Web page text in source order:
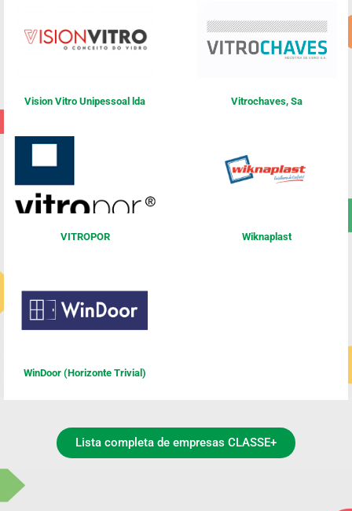
Vision Vitro Unipessoal lda Vitrochaves, Sa
VITROPOR Wiknaplast
WinDoor (Horizonte Trivial)
Lista completa de empresas CLASSE+